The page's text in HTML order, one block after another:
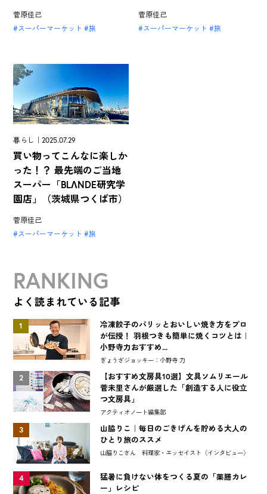
菅原佳己
スーパーマーケット
旅
菅原佳己
スーパーマーケット
旅
暮らし｜2025.07.29
買い物ってこんなに楽しか
った！？ 最先端のご当地
スーパー「BLΛNDE研究学
園店」（茨城県つくば市）
菅原佳己
スーパーマーケット
旅
RANKING
よく読まれている記事
1
冷凍餃子のパリッとおいしい焼き方をプロ
が伝授！ 羽根つきも簡単に焼くコツとは｜
小野寺力おすすめ...
ぎょうざジョッキー：小野寺 力
2
【おすすめ文房具10選】文具ソムリエール
菅未里さんが厳選した「創造する人に役立
つ文房具」
アクティオノート編集部
3
山脇りこ｜毎日のごきげんを貯める大人の
ひとり旅のススメ
山脇りこさん 料理家・エッセイスト〈インタビュー〉
4
猛暑に負けない体をつくる夏の「薬膳カレ
ー」レシピ